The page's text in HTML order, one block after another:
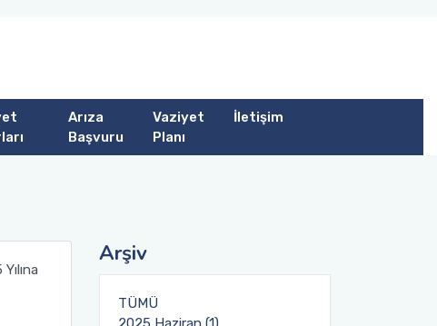
Arıza
Başvuru
Vaziyet
Planı
İletişim
Arşiv
TÜMÜ